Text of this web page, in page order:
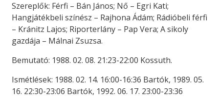
Szereplők: Férfi – Bán János; Nő – Egri Kati;
Hangjátékbeli színész – Rajhona Ádám; Rádióbeli férfi
– Kránitz Lajos; Riporterlány – Pap Vera; A sikoly
gazdája – Málnai Zsuzsa.
Bemutató: 1988. 02. 08. 21:23-22:00 Kossuth.
Ismétlések: 1988. 02. 14. 16:00-16:36 Bartók, 1989. 05.
16. 22:30-23:06 Bartók, 1992. 06. 17. 23:00-23:36